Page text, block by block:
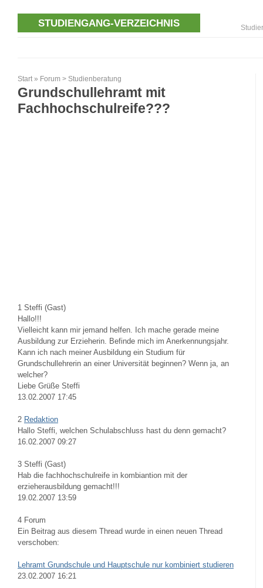
STUDIENGANG-VERZEICHNIS
Start » Forum > Studienberatung
Grundschullehramt mit
Fachhochschulreife???
1 Steffi (Gast)
Hallo!!!
Vielleicht kann mir jemand helfen. Ich mache gerade meine
Ausbildung zur Erzieherin. Befinde mich im Anerkennungsjahr.
Kann ich nach meiner Ausbildung ein Studium für
Grundschullehrerin an einer Universität beginnen? Wenn ja, an
welcher?
Liebe Grüße Steffi
13.02.2007 17:45
2 Redaktion
Hallo Steffi, welchen Schulabschluss hast du denn gemacht?
16.02.2007 09:27
3 Steffi (Gast)
Hab die fachhochschulreife in kombiantion mit der
erzieherausbildung gemacht!!!
19.02.2007 13:59
4 Forum
Ein Beitrag aus diesem Thread wurde in einen neuen Thread
verschoben:
Lehramt Grundschule und Hauptschule nur kombiniert studieren
23.02.2007 16:21